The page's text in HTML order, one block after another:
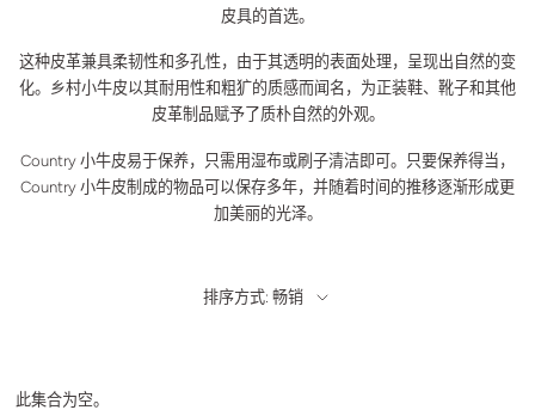
皮具的首选。
这种皮革兼具柔韧性和多孔性，由于其透明的表面处理，呈现出自然的变
化。乡村小牛皮以其耐用性和粗犷的质感而闻名，为正装鞋、靴子和其他
皮革制品赋予了质朴自然的外观。
Country 小牛皮易于保养，只需用湿布或刷子清洁即可。只要保养得当，
Country 小牛皮制成的物品可以保存多年，并随着时间的推移逐渐形成更
加美丽的光泽。
排序方式: 畅销
此集合为空。